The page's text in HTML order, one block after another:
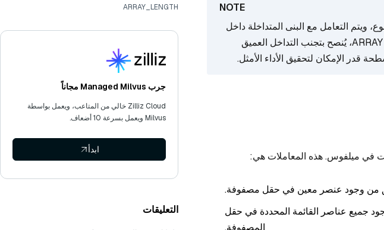
التعامل مع البنى المتداخلة داخل
المصفوفات كسلاسل عادية. ولذلك، عند العمل مع حقول ARRAY، يُنصح بتجنب التداخل العميق
قدر الإمكان لتحقيق الأداء الأمثل.
من وجود عنصر معين في حقل مصفوفة.
جميع عناصر القائمة المحددة في حقل
المصفوفة.
ARRAY_LENGTH
جرب Managed Milvus مجاناً
Zilliz Cloud خالي من المتاعب، ويعمل بواسطة
Milvus ويعمل بسرعة 10 أضعاف.
ابدأ
التعليقات